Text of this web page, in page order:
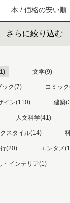
本 / 価格の安い順
さらに絞り込む
文学(9)
ック(7) コミッ
イン(110) 建築
人文科学(41)
スタイル(14)
(20) エンタメ
・インテリア(1)